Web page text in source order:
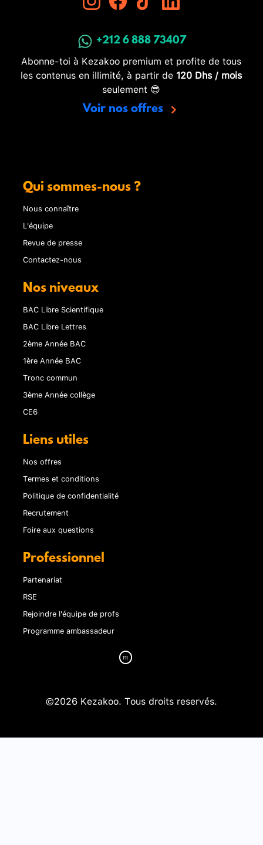
+212 6 888 73407
Abonne-toi à Kezakoo premium et profite de tous
les contenus en illimité, à partir de 120 Dhs / mois
seulement 😎
Voir nos offres
Qui sommes-nous ?
Nous connaître
L'équipe
Revue de presse
Contactez-nous
Nos niveaux
BAC Libre Scientifique
BAC Libre Lettres
2ème Année BAC
1ère Année BAC
Tronc commun
3ème Année collège
CE6
Liens utiles
Nos offres
Termes et conditions
Politique de confidentialité
Recrutement
Foire aux questions
Professionnel
Partenariat
RSE
Rejoindre l'équipe de profs
Programme ambassadeur
©2026 Kezakoo. Tous droits reservés.